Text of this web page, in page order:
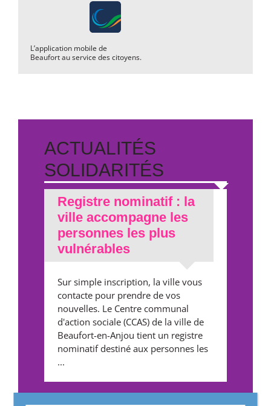
L’application mobile de
Beaufort au service des citoyens.
ACTUALITÉS
SOLIDARITÉS
Registre nominatif : la
ville accompagne les
personnes les plus
vulnérables
Sur simple inscription, la ville vous
contacte pour prendre de vos
nouvelles. Le Centre communal
d'action sociale (CCAS) de la ville de
Beaufort-en-Anjou tient un registre
nominatif destiné aux personnes les
...